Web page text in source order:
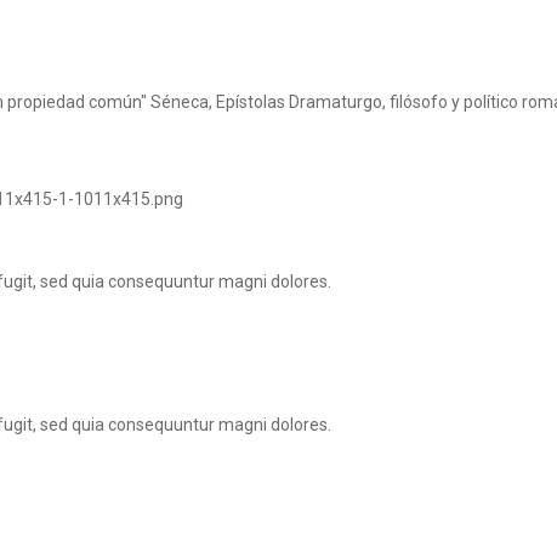
propiedad común" Séneca, Epístolas Dramaturgo, filósofo y político
sed quia consequuntur magni dolores.
sed quia consequuntur magni dolores.